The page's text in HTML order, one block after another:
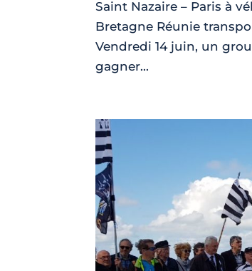
Saint Nazaire – Paris à
Bretagne Réunie
Vendredi 14 juin, un
gagner...